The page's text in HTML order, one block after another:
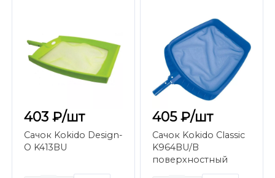
403 ₽/шт
Сачок Kokido Design-
O K413BU
405 ₽/шт
Сачок Kokido Classic
K964BU/B
поверхностный